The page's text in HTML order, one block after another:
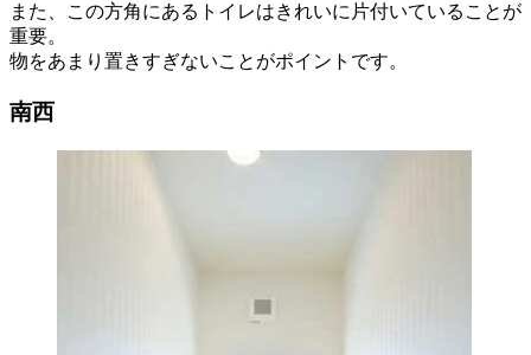
また、この方角にあるトイレはきれいに片付いていることが
重要。
物をあまり置きすぎないことがポイントです。
南西